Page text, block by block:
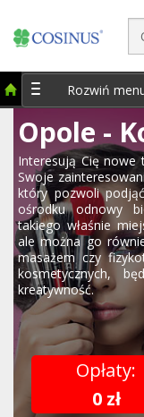
Rozwiń
Opole -
Interesują Cię nowe
Swoje
który pozwoli
ośrodku odnowy
takiego właśnie
ale można go
masażem czy
kosmetycznych,
kreatywność.
Opłaty:
0 zł